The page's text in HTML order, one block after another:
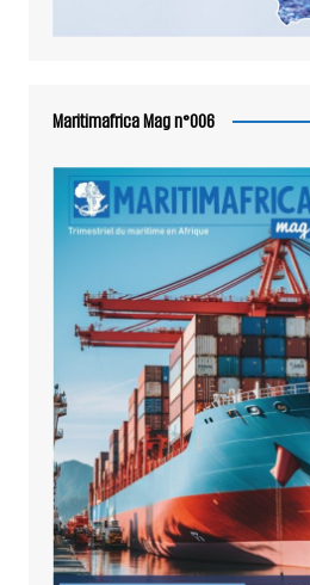
Maritimafrica Mag n°006